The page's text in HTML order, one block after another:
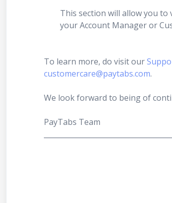
This section will allow you to
your Account Manager or
To learn more, do visit our
customercare@paytabs.com.
We look forward to being of
PayTabs Team